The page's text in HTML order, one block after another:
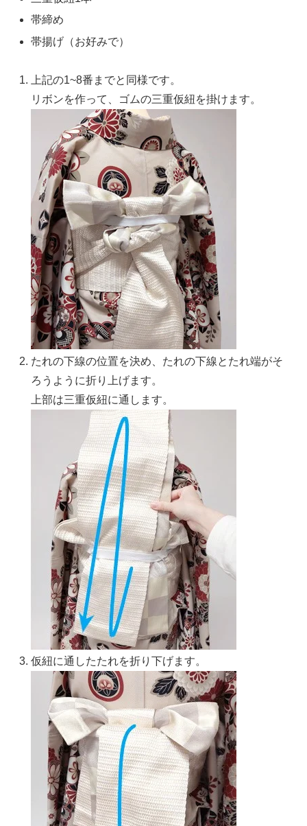
帯締め
帯揚げ（お好みで）
上記の1~8番までと同様です。
リボンを作って、ゴムの三重仮紐を掛けます。
たれの下線の位置を決め、たれの下線とたれ端がそ
ろうように折り上げます。
上部は三重仮紐に通します。
仮紐に通したたれを折り下げます。